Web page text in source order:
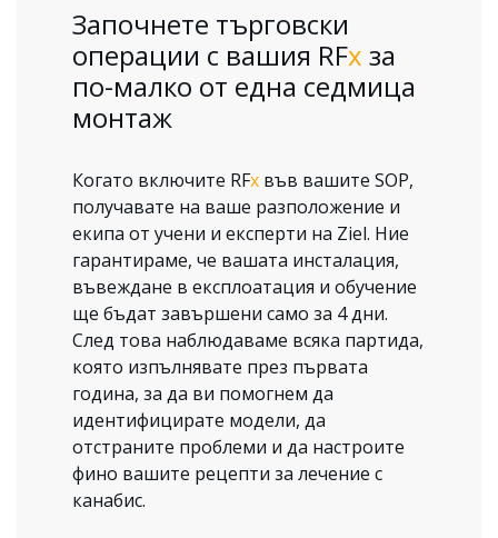
Започнете търговски
операции с вашия RFх за
по-малко от една седмица
монтаж
Когато включите RFх във вашите SOP,
получавате на ваше разположение и
екипа от учени и експерти на Ziel. Ние
гарантираме, че вашата инсталация,
въвеждане в експлоатация и обучение
ще бъдат завършени само за 4 дни.
След това наблюдаваме всяка партида,
която изпълнявате през първата
година, за да ви помогнем да
идентифицирате модели, да
отстраните проблеми и да настроите
фино вашите рецепти за лечение с
канабис.